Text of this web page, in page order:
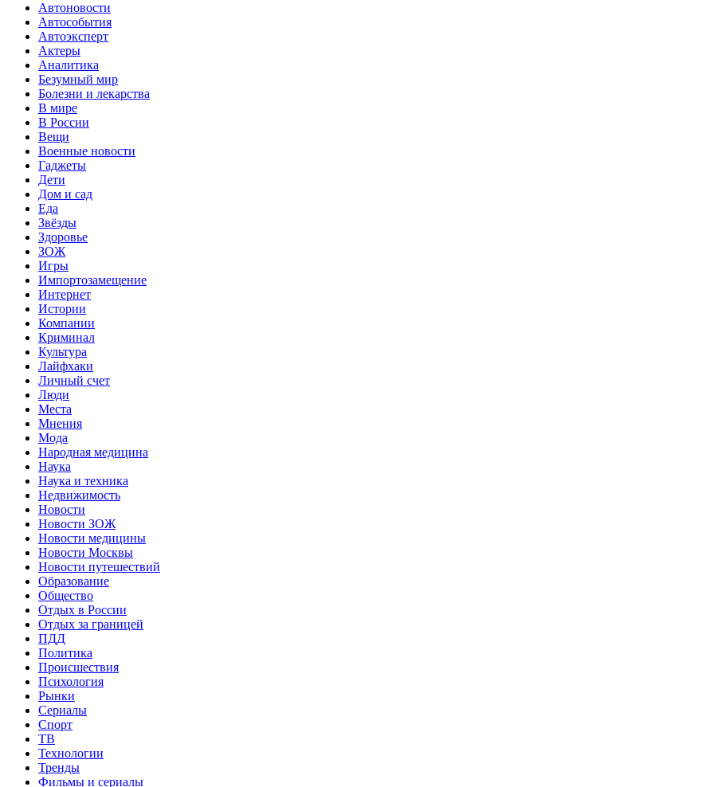
Автоновости
Автособытия
Автоэксперт
Актеры
Аналитика
Безумный мир
Болезни и лекарства
В мире
В России
Вещи
Военные новости
Гаджеты
Дети
Дом и сад
Еда
Звёзды
Здоровье
ЗОЖ
Игры
Импортозамещение
Интернет
Истории
Компании
Криминал
Культура
Лайфхаки
Личный счет
Люди
Места
Мнения
Мода
Народная медицина
Наука
Наука и техника
Недвижимость
Новости
Новости ЗОЖ
Новости медицины
Новости Москвы
Новости путешествий
Образование
Общество
Отдых в России
Отдых за границей
ПДД
Политика
Происшествия
Психология
Рынки
Сериалы
Спорт
ТВ
Технологии
Тренды
Фильмы и сериалы